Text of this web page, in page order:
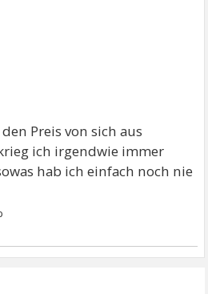
Preis von sich aus
ich irgendwie immer
hab ich einfach noch nie